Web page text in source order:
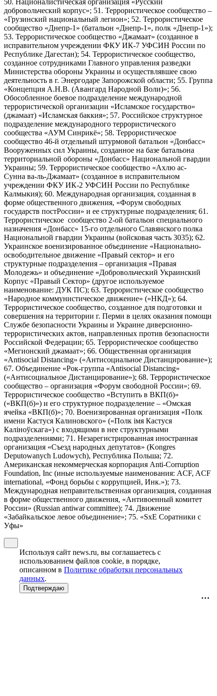
добровольческий корпус»; 51. Террористическое сообщество –
«Грузинский национальный легион»; 52. Террористическое
сообщество «Днепр-1» (батальон «Днепр-1», полк «Днепр-1»);
53. Террористическое сообщество «Джамаат» (созданное в
исправительном учреждении ФКУ ИК-7 УФСИН России по
Республике Дагестан); 54. Террористическое сообщество,
созданное сотрудниками Главного управления разведки
Министерства обороны Украины и осуществлявшее свою
деятельность в г. Энергодаре Запорожской области; 55. Группа
«Концепция А.Н.В. (Авангард Народной Воли)»; 56.
Обособленное боевое подразделение международной
террористической организации «Исламское государство»
(джамаат) «Исламская баккия»; 57. Российское структурное
подразделение международного террористического
сообщества «АУМ Синрикё»; 58. Террористическое
сообщество 46-й отдельный штурмовой батальон «Донбасс»
Вооруженных сил Украины, созданное на базе батальона
территориальной обороны «Донбасс» Национальной гвардии
Украины; 59. Террористическое сообщество «Ахлю ас-
Сунна ва-ль-Джамаат» (созданное в исправительном
учреждении ФКУ ИК-2 УФСИН России по Республике
Калмыкия); 60. Международная организация, созданная в
форме общественного движения, «Форум свободных
государств постРоссии» и ее структурные подразделения; 61.
Террористическое сообщество 2-ой батальон специального
назначения «Донбасс» 15-го отдельного Славянского полка
Национальной гвардии Украины (войсковая часть 3035); 62.
Украинское военизированное объединение «Национально-
освободительное движение «Правый сектор» и его
структурные подразделения – организация «Правая
Молодежь» и объединение «Добровольческий Украинский
Корпус «Правый Сектор» (другое используемое
наименование: ДУК ПС); 63. Террористическое сообщество
«Народное коммунистическое движение» («НКД»); 64.
Террористическое сообщество, созданное для подготовки и
совершения на территории г. Перми в целях оказания помощи
Службе безопасности Украины и Украине диверсионно-
террористических актов, направленных против безопасности
Российской Федерации; 65. Террористическое сообщество
«Мегионский джамаат»; 66. Общественная организация
«Antisocial Distancing» («Антисоциальное Дистанцирование»);
67. Объединение «Рок-группа «Antisocial Distancing»
(«Антисоциальное Дистанцирование»); 68. Террористическое
сообщество – организация «Форум свободной России»; 69.
Террористическое сообщество «Вступить в ВКП(б)»
(«ВКП(б)») и его структурное подразделение – «Омская
ячейка «ВКП(б)»; 70. Военизированная организация «Полк
имени Кастуся Калиновского» («Полк iмя Кастуся
Калiноўскага») с входящими в нее структурными
подразделениями; 71. Незарегистрированная иностранная
организация «Съезд народных депутатов» (Kongres
Deputowanych Ludowych), Республика Польша; 72.
Американская некоммерческая корпорация Anti-Corruption
Foundation, Inc (иные используемые наименования: ACF, ACF
international, «Фонд борьбы с коррупцией, Инк.»); 73.
Международная неправительственная организация, созданная
в форме общественного движения, «Антивоенный комитет
России» (Russian antiwar committee); 74. Движение
«Забайкальское левое объединение»; 75. «SxE Соратники с
Уфы»
Используя сайт news.ru, вы соглашаетесь с
использованием файлов cookie, в порядке,
описанном в Политике обработки персональных
данных.
Подтверждаю